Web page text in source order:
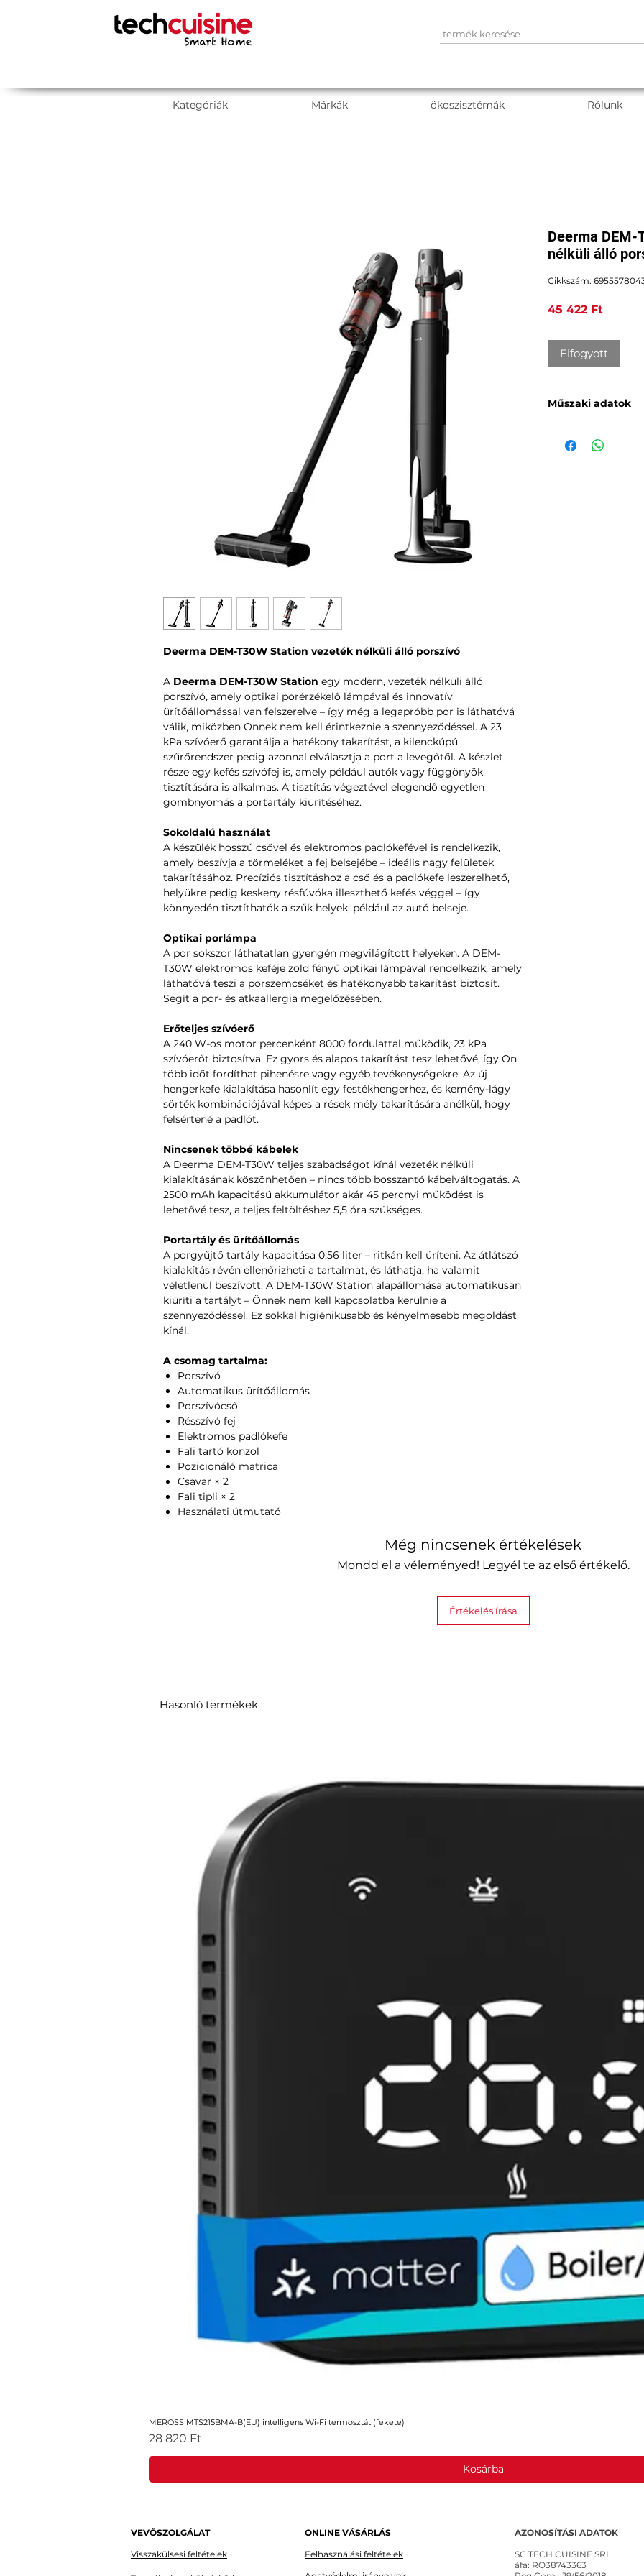
Kategóriák Márkák ökoszisztémák Rólunk
Deerma DEM-T30W Station vezeték nélküli álló porszívó
A Deerma DEM-T30W Station egy modern, vezeték nélküli álló
porszívó, amely optikai porérzékelő lámpával és innovatív
ürítőállomással van felszerelve – így még a legapróbb por is láthatóvá
válik, miközben Önnek nem kell érintkeznie a szennyeződéssel. A 23
kPa szívóerő garantálja a hatékony takarítást, a kilenckúpú
szűrőrendszer pedig azonnal elválasztja a port a levegőtől. A készlet
része egy kefés szívófej is, amely például autók vagy függönyök
tisztítására is alkalmas. A tisztítás végeztével elegendő egyetlen
gombnyomás a portartály kiürítéséhez.
Sokoldalú használat
A készülék hosszú csővel és elektromos padlókefével is rendelkezik,
amely beszívja a törmeléket a fej belsejébe – ideális nagy felületek
takarításához. Precíziós tisztításhoz a cső és a padlókefe leszerelhető,
helyükre pedig keskeny résfúvóka illeszthető kefés véggel – így
könnyedén tisztíthatók a szűk helyek, például az autó belseje.
Optikai porlámpa
A por sokszor láthatatlan gyengén megvilágított helyeken. A DEM-
T30W elektromos keféje zöld fényű optikai lámpával rendelkezik, amely
láthatóvá teszi a porszemcséket és hatékonyabb takarítást biztosít.
Segít a por- és atkaallergia megelőzésében.
Erőteljes szívóerő
A 240 W-os motor percenként 8000 fordulattal működik, 23 kPa
szívóerőt biztosítva. Ez gyors és alapos takarítást tesz lehetővé, így Ön
több időt fordíthat pihenésre vagy egyéb tevékenységekre. Az új
hengerkefe kialakítása hasonlít egy festékhengerhez, és kemény-lágy
sörték kombinációjával képes a rések mély takarítására anélkül, hogy
felsértené a padlót.
Nincsenek többé kábelek
A Deerma DEM-T30W teljes szabadságot kínál vezeték nélküli
kialakításának köszönhetően – nincs több bosszantó kábelváltogatás. A
2500 mAh kapacitású akkumulátor akár 45 percnyi működést is
lehetővé tesz, a teljes feltöltéshez 5,5 óra szükséges.
Portartály és ürítőállomás
A porgyűjtő tartály kapacitása 0,56 liter – ritkán kell üríteni. Az átlátszó
kialakítás révén ellenőrizheti a tartalmat, és láthatja, ha valamit
véletlenül beszívott. A DEM-T30W Station alapállomása automatikusan
kiüríti a tartályt – Önnek nem kell kapcsolatba kerülnie a
szennyeződéssel. Ez sokkal higiénikusabb és kényelmesebb megoldást
kínál.
A csomag tartalma:
Porszívó
Automatikus ürítőállomás
Porszívócső
Résszívó fej
Elektromos padlókefe
Fali tartó konzol
Pozicionáló matrica
Csavar × 2
Fali tipli × 2
Használati útmutató
Deerma
nélküli álló
Cikkszám:
45 422 FtÁr
Elfogyott
Műszaki adatok
Modell
: DEM-T30W
Még nincsenek értékelések
Mondd el a véleményed! Legyél te az első értékelő.
Értékelés írása
Hasonló termékek
MEROSS MTS215BMA-B(EU) intelligens Wi-Fi termosztát (fekete)
Ár
28 820 Ft
Kosárba
VEVŐSZOLGÁLAT
Visszakülsesi feltételek
ONLINE VÁSÁRLÁS
Felhasználási feltételek
AZONOSÍTÁSI ADATOK
SC TECH CUISINE SRL
áfa: RO38743363